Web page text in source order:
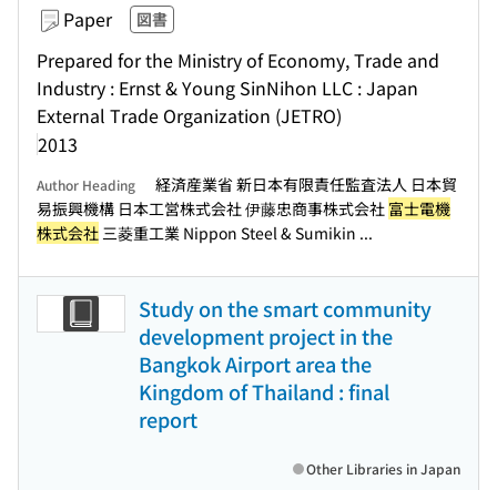
Paper 図書
Prepared for the Ministry of Economy, Trade and
Industry : Ernst & Young SinNihon LLC : Japan
External Trade Organization (JETRO)
2013
Author Heading
経済産業省 新日本有限責任監査法人 日本貿
易振興機構 日本工営株式会社 伊藤忠商事株式会社 富士電機
株式会社 三菱重工業 Nippon Steel & Sumikin ...
Study on the smart community
development project in the
Bangkok Airport area the
Kingdom of Thailand : final
report
Other Libraries in Japan